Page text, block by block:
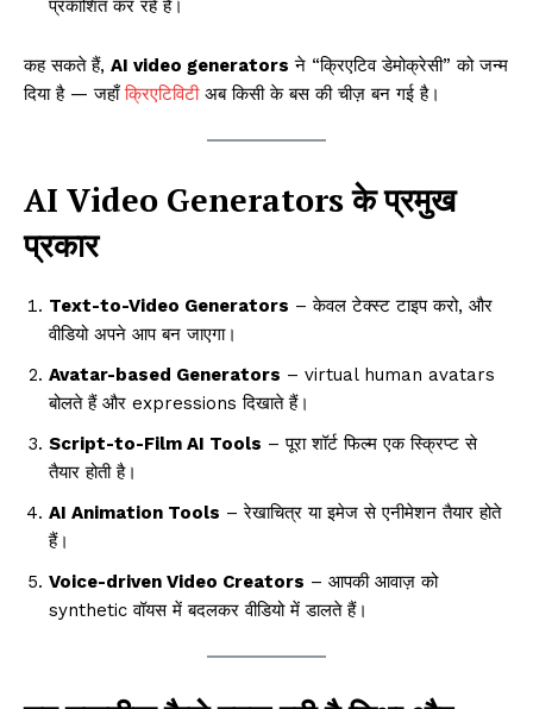
प्रकाशित कर रहे हैं।
कह सकते हैं, AI video generators ने “क्रिएटिव डेमोक्रेसी” को जन्म
दिया है — जहाँक्रिएटिविटीअब किसी के बस की चीज़ बन गई है।
AI Video Generators के प्रमुख
प्रकार
Text-to-Video Generators – केवल टेक्स्ट टाइप करो, और
वीडियो अपने आप बन जाएगा।
Avatar-based Generators – virtual human avatars
बोलते हैं और expressions दिखाते हैं।
Script-to-Film AI Tools – पूरा शॉर्ट फिल्म एक स्क्रिप्ट से
तैयार होती है।
AI Animation Tools – रेखाचित्र या इमेज से एनीमेशन तैयार होते
हैं।
Voice-driven Video Creators – आपकी आवाज़ को
synthetic वॉयस में बदलकर वीडियो में डालते हैं।